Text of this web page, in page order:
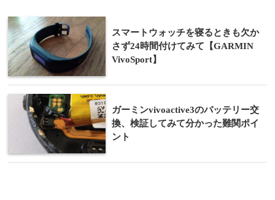
スマートウォッチを寝るときも欠か
さず24時間付けてみて【GARMIN
VivoSport】
ガーミンvivoactive3のバッテリー交
換、検証してみて分かった難関ポイ
ント